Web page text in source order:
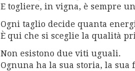
E togliere, in vigna, è sempre
Ogni taglio decide quanta
È qui che si sceglie la qualità
Non esistono due viti uguali.
Ognuna ha la sua storia, la sua